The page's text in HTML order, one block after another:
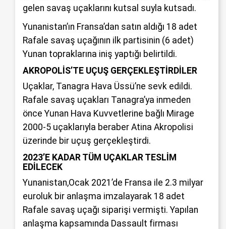
gelen savaş uçaklarını kutsal suyla kutsadı.
Yunanistan’ın Fransa’dan satın aldığı 18 adet
Rafale savaş uçağının ilk partisinin (6 adet)
Yunan topraklarına iniş yaptığı belirtildi.
AKROPOLİS’TE UÇUŞ GERÇEKLEŞTİRDİLER
Uçaklar, Tanagra Hava Üssü’ne sevk edildi.
Rafale savaş uçakları Tanagra’ya inmeden
önce Yunan Hava Kuvvetlerine bağlı Mirage
2000-5 uçaklarıyla beraber Atina Akropolisi
üzerinde bir uçuş gerçekleştirdi.
2023’E KADAR TÜM UÇAKLAR TESLİM
EDİLECEK
Yunanistan,Ocak 2021’de Fransa ile 2.3 milyar
euroluk bir anlaşma imzalayarak 18 adet
Rafale savaş uçağı siparişi vermişti. Yapılan
anlaşma kapsamında Dassault firması